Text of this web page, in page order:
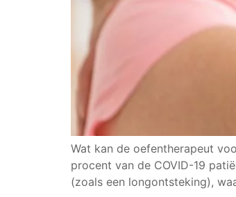
Wat kan de oefentherapeut
procent van de COVID-19
(zoals een longontsteking),